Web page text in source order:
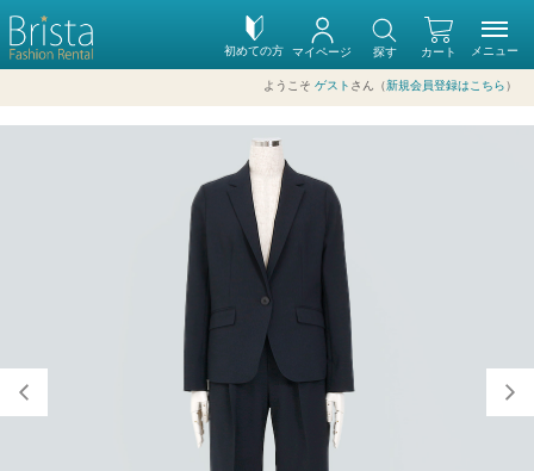
初めての方 カート
マイページ 探す
ようこそ ゲスト さん（新規会員登録はこちら ）
メニュー